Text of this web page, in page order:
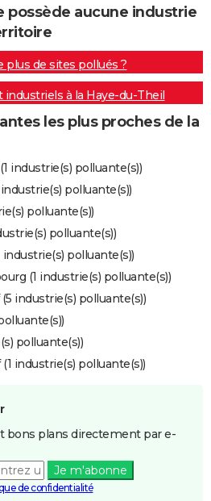
possède aucune industrie
plus de sites pollués ?
industriels à la Haye-du-Theil
les plus proches de la
industrie(s) polluante(s))
polluante(s))
polluante(s))
polluante(s))
polluante(s))
(1 industrie(s) polluante(s))
industrie(s) polluante(s))
polluante(s))
industrie(s) polluante(s))
bons plans directement par e-
Je m'abonne
de confidentialité